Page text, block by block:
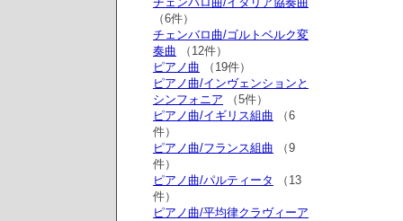
（6件）
チェンバロ曲/ゴルトベルク変
奏曲 （12件）
ピアノ曲 （19件）
ピアノ曲/インヴェンションと
シンフォニア （5件）
ピアノ曲/イギリス組曲 （6
件）
ピアノ曲/フランス組曲 （9
件）
ピアノ曲/パルティータ
（13
件）
ピアノ曲/平均律クラヴィーア